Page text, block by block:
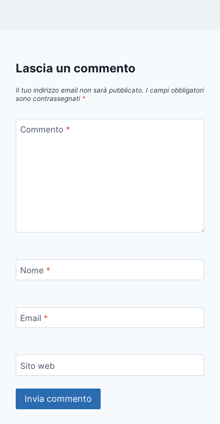
Lascia un commento
Il tuo indirizzo email non sarà pubblicato. I campi obbligatori
sono contrassegnati *
Commento *
Nome *
Email *
Sito web